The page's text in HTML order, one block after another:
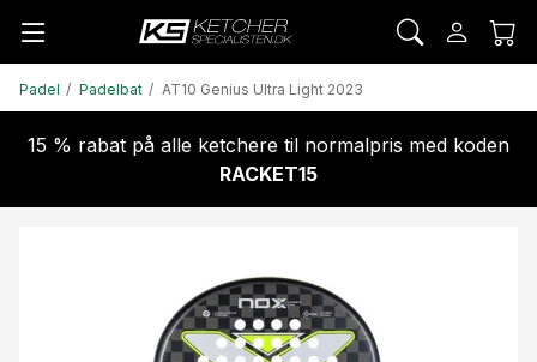
Padel Padelbat AT10 Genius Ultra Light 2023
15 % rabat på alle ketchere til normalpris med koden
RACKET15